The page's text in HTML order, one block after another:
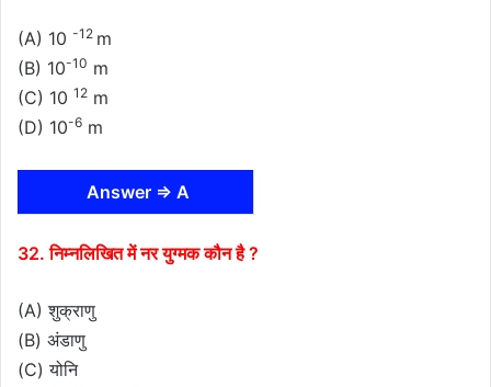
(A) 10 -12 m
(B) 10-10 m
(C) 10 12 m
(D) 10-6 m
Answer ⇒ A
32. निम्नलिखित में नर युग्मक कौन है ?
(A) शुक्राणु
(B) अंडाणु
(C) योनि